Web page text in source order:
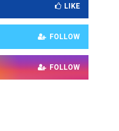
LIKE
FOLLOW
FOLLOW